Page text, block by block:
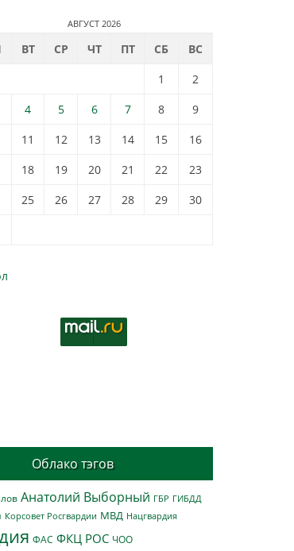
АВГУСТ 2026
ВТ СР ЧТ ПТ СБ
ВС
1
2
4 5 6 7 8
9
11 12 13 14 15
16
18 19 20 21 22
23
25 26 27 28 29
30
Облако тэгов
Анатолий Выборный ГБР ГИБДД
Корсовет Росгвардии МВД Нацгвардия
ФАС ФКЦ РОС ЧОО